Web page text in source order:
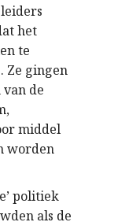
het
te
Ze gingen
de
middel
worden
politiek
als de